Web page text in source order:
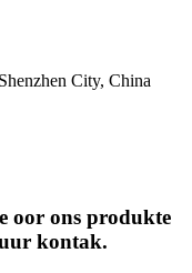
City, China
oor ons produkte
kontak.